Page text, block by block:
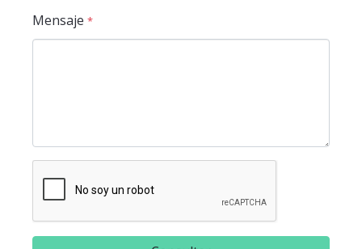
Mensaje *